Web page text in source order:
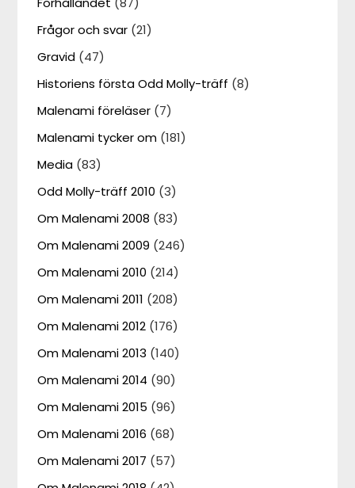
Frågor och svar (21)
Gravid (47)
Historiens första Odd Molly-träff (8)
Malenami föreläser (7)
Malenami tycker om (181)
Media (83)
Odd Molly-träff 2010 (3)
Om Malenami 2008 (83)
Om Malenami 2009 (246)
Om Malenami 2010 (214)
Om Malenami 2011 (208)
Om Malenami 2012 (176)
Om Malenami 2013 (140)
Om Malenami 2014 (90)
Om Malenami 2015 (96)
Om Malenami 2016 (68)
Om Malenami 2017 (57)